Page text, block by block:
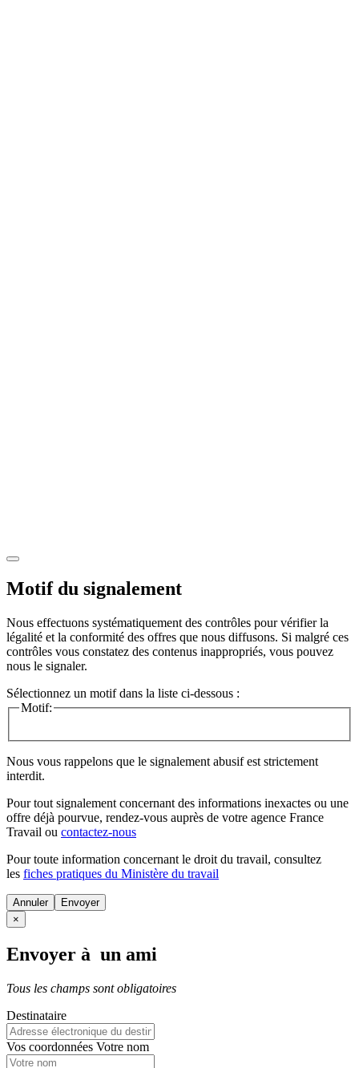
Motif du signalement
Nous effectuons systématiquement des contrôles pour vérifier la
légalité et la conformité des offres que nous diffusons. Si malgré ces
contrôles vous constatez des contenus inappropriés, vous pouvez
nous le signaler.
Sélectionnez un motif dans la liste ci-dessous :
Motif:
Nous vous rappelons que le signalement abusif est strictement
interdit.
Pour tout signalement concernant des informations inexactes ou une
offre déjà pourvue, rendez-vous auprès de votre agence France
Travail ou contactez-nous
Pour toute information concernant le droit du travail, consultez
les fiches pratiques du Ministère du travail
Annuler
×
Envoyer à un ami
Tous les champs sont obligatoires
Destinataire
Vos coordonnées Votre nom